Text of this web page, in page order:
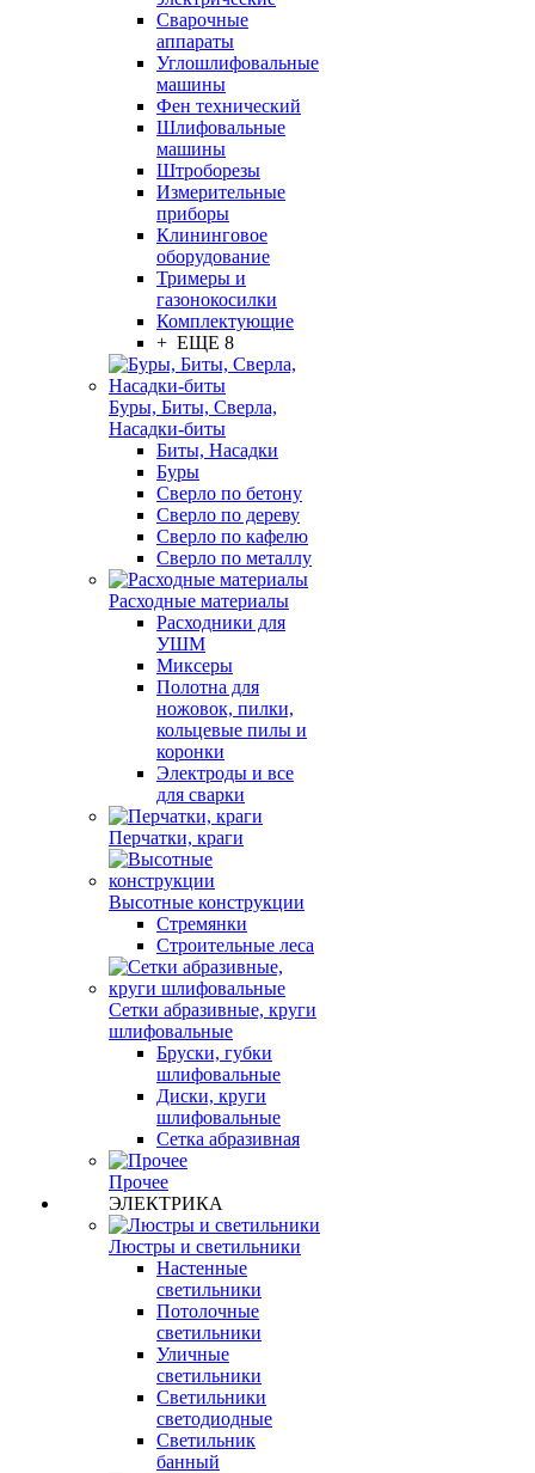
Сварочные
аппараты
Углошлифовальные
машины
Фен технический
Шлифовальные
машины
Штроборезы
Измерительные
приборы
Клининговое
оборудование
Тримеры и
газонокосилки
Комплектующие
+ ЕЩЕ 8
Буры, Биты, Сверла,
Насадки-биты
Биты, Насадки
Буры
Сверло по бетону
Сверло по дереву
Сверло по кафелю
Сверло по металлу
Расходные материалы
Расходники для
УШМ
Миксеры
Полотна для
ножовок, пилки,
кольцевые пилы и
коронки
Электроды и все
для сварки
Перчатки, краги
Высотные конструкции
Стремянки
Строительные леса
Сетки абразивные, круги
шлифовальные
Бруски, губки
шлифовальные
Диски, круги
шлифовальные
Сетка абразивная
Прочее
ЭЛЕКТРИКА
Люстры и светильники
Настенные
светильники
Потолочные
светильники
Уличные
светильники
Светильники
светодиодные
Светильник
банный